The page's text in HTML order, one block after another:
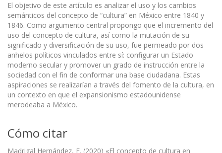
El objetivo de este artículo es analizar el uso y los cambios
semánticos del concepto de “cultura” en México entre 1840 y
1846. Como argumento central propongo que el incremento del
uso del concepto de cultura, así como la mutación de su
significado y diversificación de su uso, fue permeado por dos
anhelos políticos vinculados entre sí: configurar un Estado
moderno secular y promover un grado de instrucción entre la
sociedad con el fin de conformar una base ciudadana. Estas
aspiraciones se realizarían a través del fomento de la cultura, en
un contexto en que el expansionismo estadounidense
merodeaba a México.
Cómo citar
Madrigal Hernández, E. (2020) «El concepto de cultura en